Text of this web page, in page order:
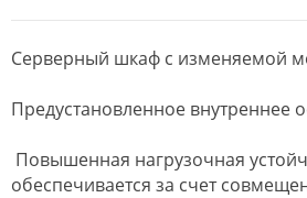
Серверный шкаф с изменяемой
Предустановленное внутреннее
Повышенная нагрузочная
обеспечивается за счет